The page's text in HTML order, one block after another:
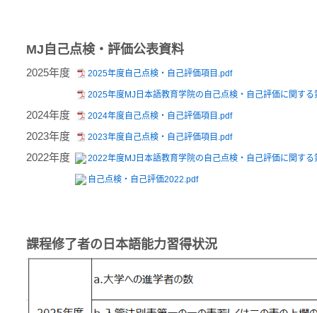
MJ自己点検・評価公表資料
2025年度 2025年度自己点検・自己評価項目.pdf
2025年度MJ日本語教育学院の自己点検・自己評価に関す
2024年度 2024年度自己点検・自己評価項目.pdf
2023年度 2023年度自己点検・自己評価項目.pdf
2022年度 2022年度MJ日本語教育学院の自己点検・自己評価に関す
自己点検・自己評価2022.pdf
課程修了者の日本語能力習得状況